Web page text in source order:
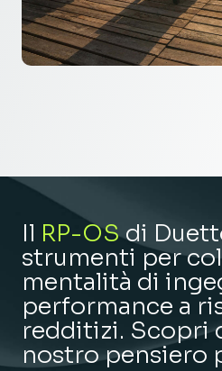
Il RP-OSdi
strumenti per
mentalità di
performance a
redditizi. Scopri
nostro pensiero